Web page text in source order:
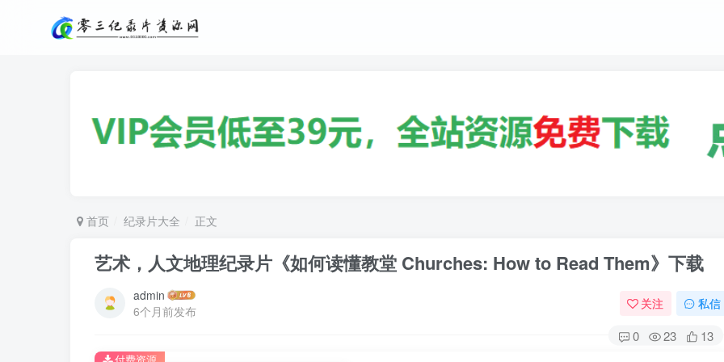
首页 纪录片大全 正文
艺术，人文地理纪录片《如何读懂教堂 Churches: How to Read Them》下载
admin
6个月前发布
关注 私信
0 23 13